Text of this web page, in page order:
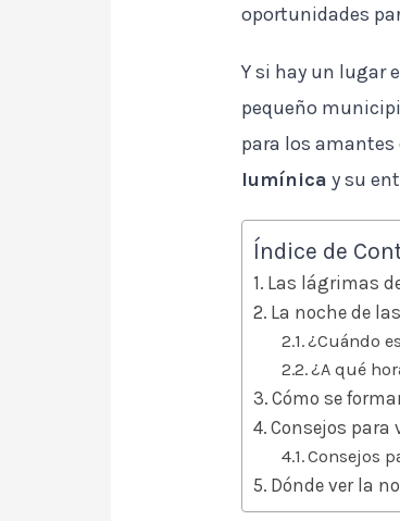
oportunidades
Y si hay un lugar
pequeño
para los
lumínica y su
Índice de
Las lágrimas
La noche de
¿Cuándo
¿A qué
Cómo se
Consejos para
Consejos
Dónde ver la